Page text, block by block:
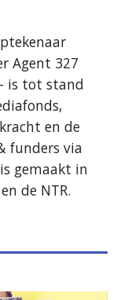
Agent 327
is tot stand
en de
funders via
gemaakt in
de NTR.